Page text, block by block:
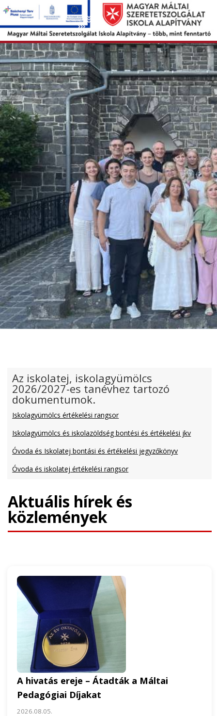
Az iskolatej, iskolagyümölcs
2026/2027-es tanévhez tartozó
dokumentumok.
Iskolagyümölcs értékelési rangsor
Iskolagyümölcs és iskolazöldség bontési és értékelési jkv
Óvoda és Iskolatej bontási és értékelési jegyzőkönyv
Óvoda és iskolatej értékelési rangsor
Aktuális hírek és
közlemények
A hivatás ereje – Átadták a Máltai
Pedagógiai Díjakat
2026.08.05.